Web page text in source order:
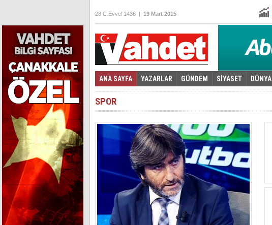
28 C.Evvel 1436 | 19 Mart 2015
ANA SAYFA YAZARLAR GÜNDEM SİYASET DÜNYA
Foto Galeri | Video Galeri
SPOR